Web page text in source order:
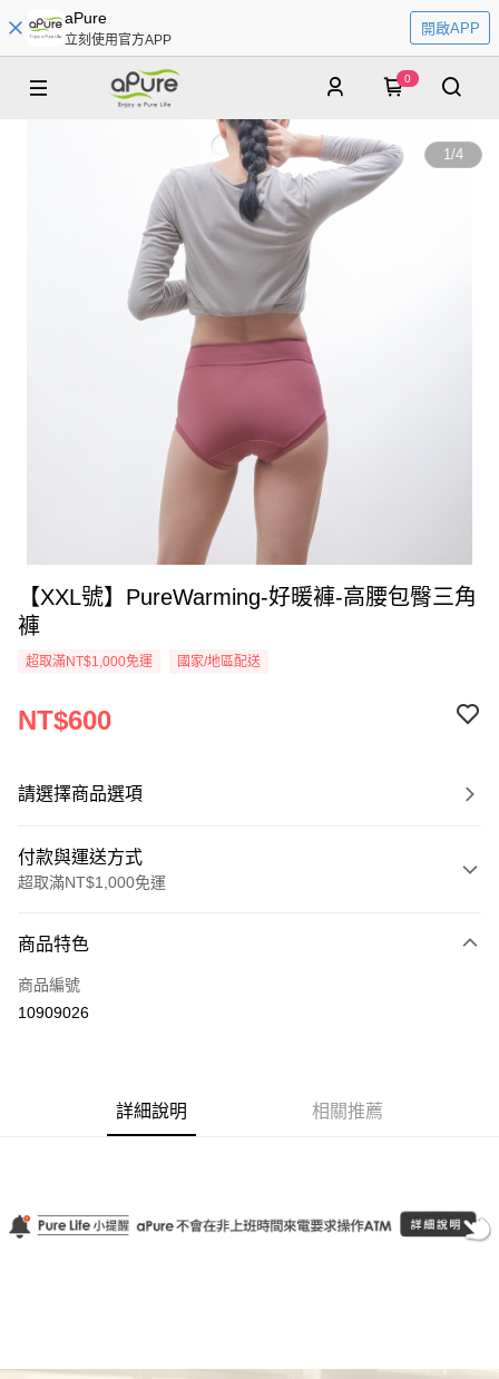
aPure
立刻使用官方APP
開啟APP
0
1/4
【XXL號】PureWarming-好暖褲-高腰包臀三角
褲
超取滿NT$1,000免運 國家/地區配送
NT$600
請選擇商品選項
付款與運送方式
超取滿NT$1,000免運
信用卡一次付款
超商取貨付款
運送方式
商品特色
商品編號
10909026
詳細說明 相關推薦